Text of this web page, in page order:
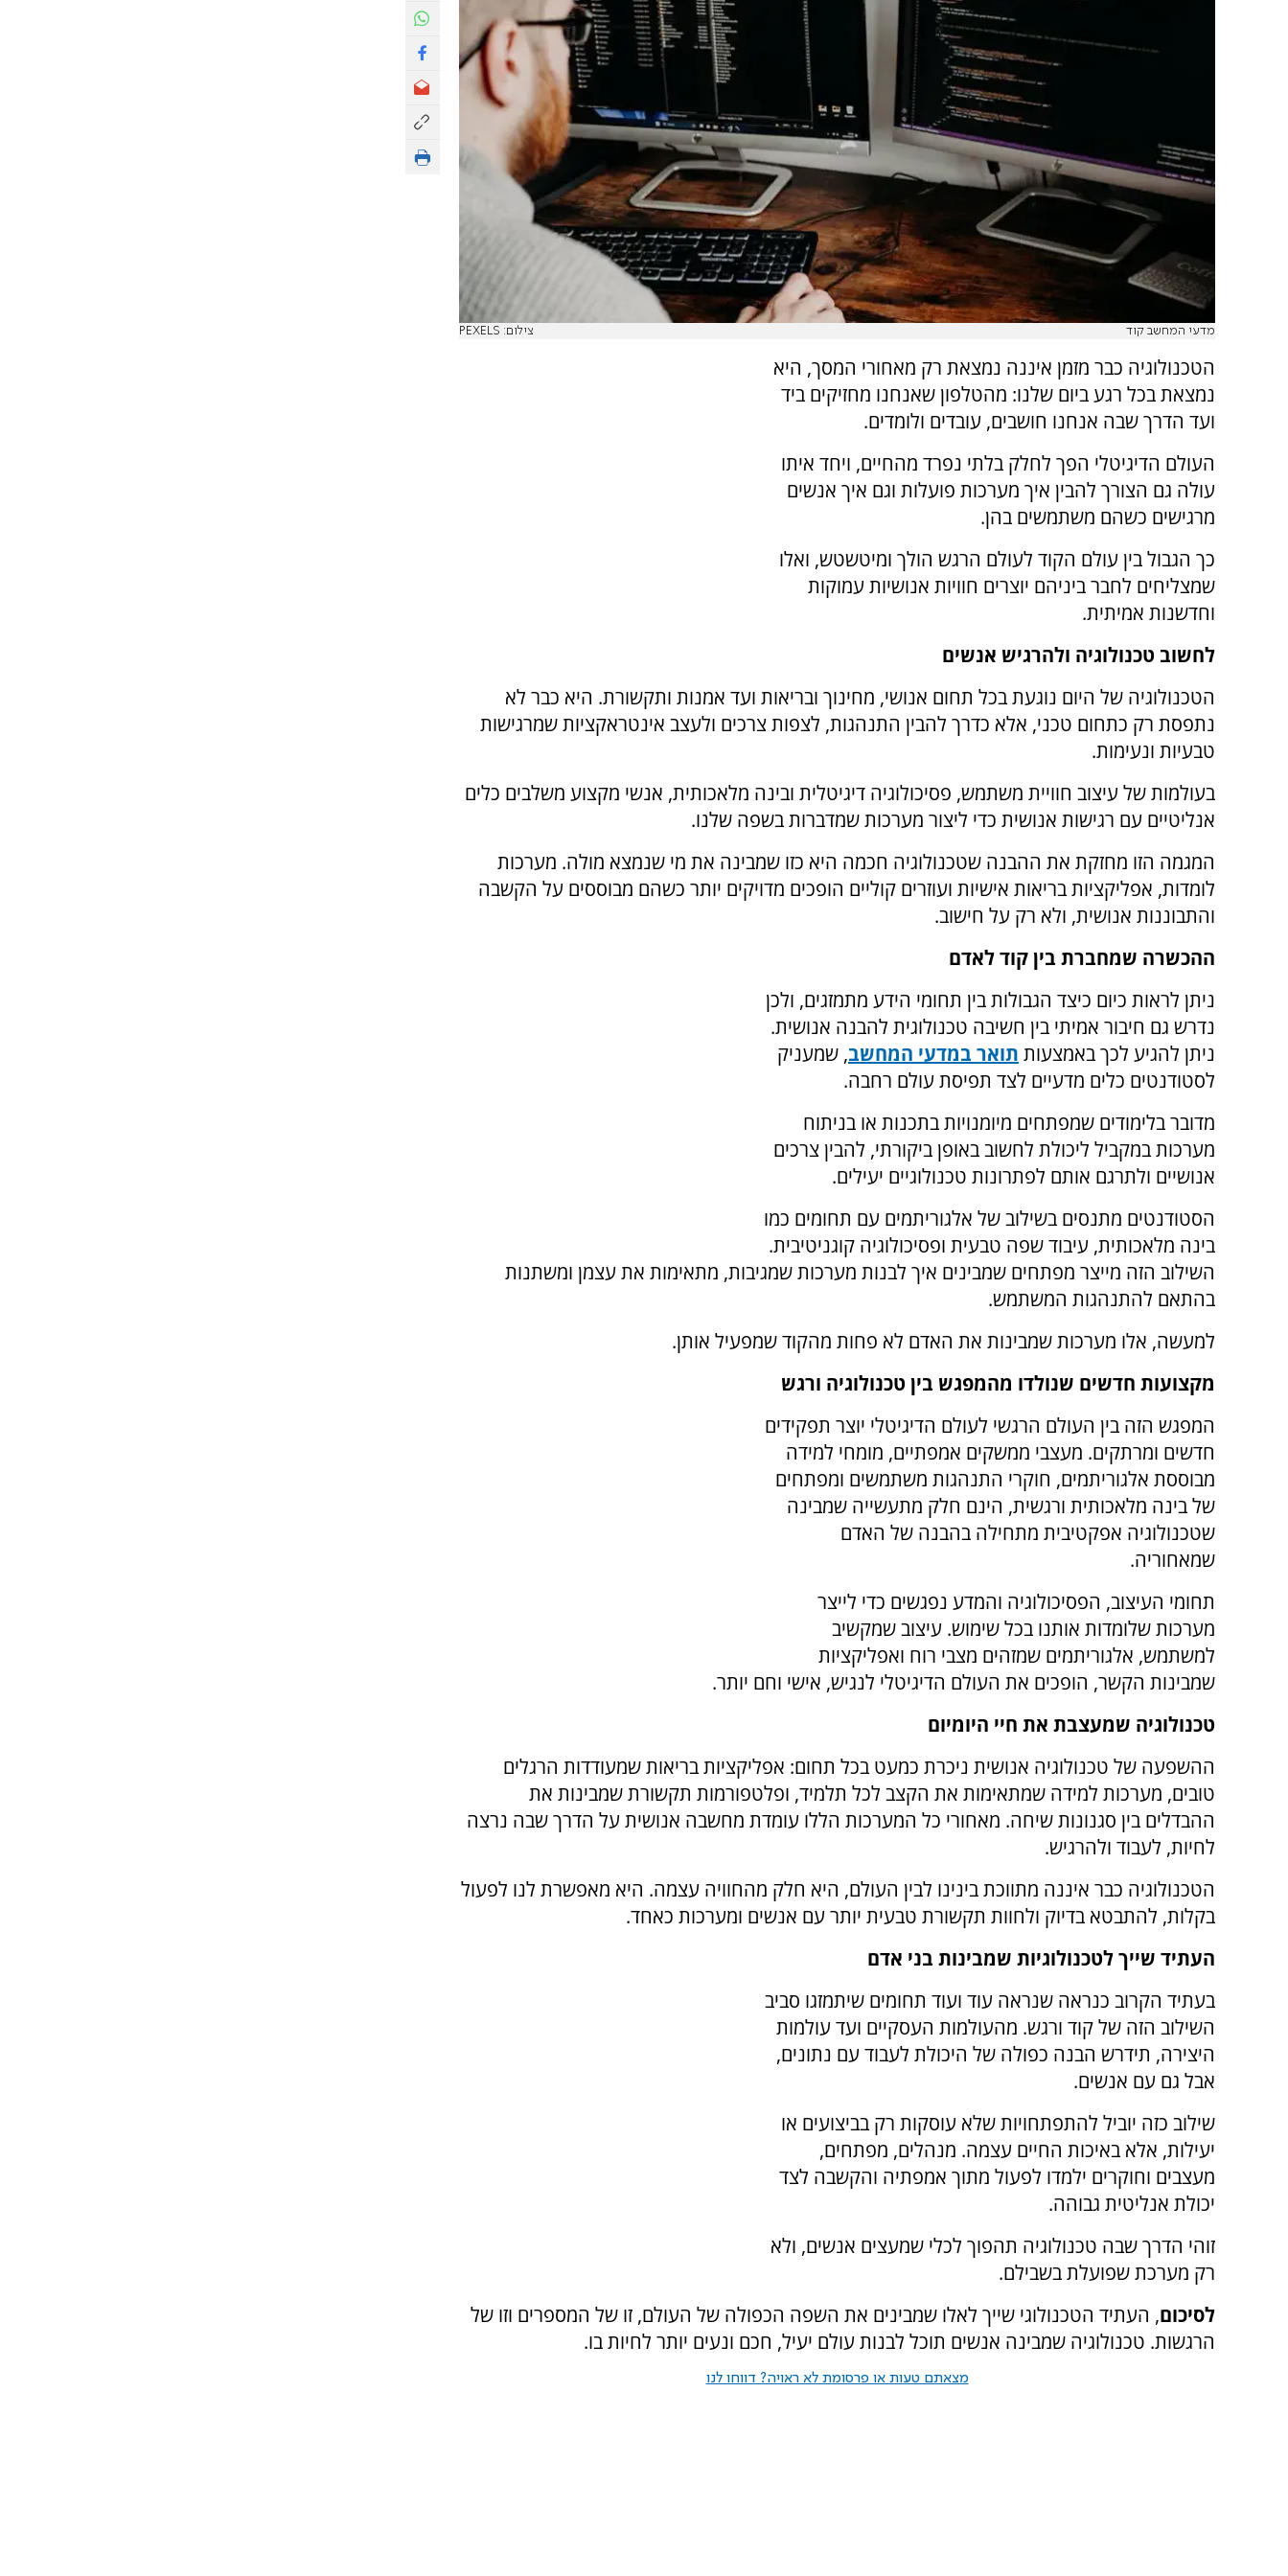
מדעי המחשב קוד צילום: PEXELS
הטכנולוגיה כבר מזמן איננה נמצאת רק מאחורי המסך, היא
נמצאת בכל רגע ביום שלנו: מהטלפון שאנחנו מחזיקים ביד
ועד הדרך שבה אנחנו חושבים, עובדים ולומדים.
העולם הדיגיטלי הפך לחלק בלתי נפרד מהחיים, ויחד איתו
עולה גם הצורך להבין איך מערכות פועלות וגם איך אנשים
מרגישים כשהם משתמשים בהן.
כך הגבול בין עולם הקוד לעולם הרגש הולך ומיטשטש, ואלו
שמצליחים לחבר ביניהם יוצרים חוויות אנושיות עמוקות
וחדשנות אמיתית.
לחשוב טכנולוגיה ולהרגיש אנשים
הטכנולוגיה של היום נוגעת בכל תחום אנושי, מחינוך ובריאות ועד אמנות ותקשורת. היא כבר לא
נתפסת רק כתחום טכני, אלא כדרך להבין התנהגות, לצפות צרכים ולעצב אינטראקציות שמרגישות
טבעיות ונעימות.
בעולמות של עיצוב חוויית משתמש, פסיכולוגיה דיגיטלית ובינה מלאכותית, אנשי מקצוע משלבים כלים
אנליטיים עם רגישות אנושית כדי ליצור מערכות שמדברות בשפה שלנו.
המגמה הזו מחזקת את ההבנה שטכנולוגיה חכמה היא כזו שמבינה את מי שנמצא מולה. מערכות
לומדות, אפליקציות בריאות אישיות ועוזרים קוליים הופכים מדויקים יותר כשהם מבוססים על הקשבה
והתבוננות אנושית, ולא רק על חישוב.
ההכשרה שמחברת בין קוד לאדם
ניתן לראות כיום כיצד הגבולות בין תחומי הידע מתמזגים, ולכן
נדרש גם חיבור אמיתי בין חשיבה טכנולוגית להבנה אנושית.
ניתן להגיע לכך באמצעות תואר במדעי המחשב, שמעניק
לסטודנטים כלים מדעיים לצד תפיסת עולם רחבה.
מדובר בלימודים שמפתחים מיומנויות בתכנות או בניתוח
מערכות במקביל ליכולת לחשוב באופן ביקורתי, להבין צרכים
אנושיים ולתרגם אותם לפתרונות טכנולוגיים יעילים.
הסטודנטים מתנסים בשילוב של אלגוריתמים עם תחומים כמו
בינה מלאכותית, עיבוד שפה טבעית ופסיכולוגיה קוגניטיבית.
השילוב הזה מייצר מפתחים שמבינים איך לבנות מערכות שמגיבות, מתאימות את עצמן ומשתנות
בהתאם להתנהגות המשתמש.
למעשה, אלו מערכות שמבינות את האדם לא פחות מהקוד שמפעיל אותן.
מקצועות חדשים שנולדו מהמפגש בין טכנולוגיה ורגש
המפגש הזה בין העולם הרגשי לעולם הדיגיטלי יוצר תפקידים
חדשים ומרתקים. מעצבי ממשקים אמפתיים, מומחי למידה
מבוססת אלגוריתמים, חוקרי התנהגות משתמשים ומפתחים
של בינה מלאכותית ורגשית, הינם חלק מתעשייה שמבינה
שטכנולוגיה אפקטיבית מתחילה בהבנה של האדם
שמאחוריה.
תחומי העיצוב, הפסיכולוגיה והמדע נפגשים כדי לייצר
מערכות שלומדות אותנו בכל שימוש. עיצוב שמקשיב
למשתמש, אלגוריתמים שמזהים מצבי רוח ואפליקציות
שמבינות הקשר, הופכים את העולם הדיגיטלי לנגיש, אישי וחם יותר.
טכנולוגיה שמעצבת את חיי היומיום
ההשפעה של טכנולוגיה אנושית ניכרת כמעט בכל תחום: אפליקציות בריאות שמעודדות הרגלים
טובים, מערכות למידה שמתאימות את הקצב לכל תלמיד, ופלטפורמות תקשורת שמבינות את
ההבדלים בין סגנונות שיחה. מאחורי כל המערכות הללו עומדת מחשבה אנושית על הדרך שבה נרצה
לחיות, לעבוד ולהרגיש.
הטכנולוגיה כבר איננה מתווכת בינינו לבין העולם, היא חלק מהחוויה עצמה. היא מאפשרת לנו לפעול
בקלות, להתבטא בדיוק ולחוות תקשורת טבעית יותר עם אנשים ומערכות כאחד.
העתיד שייך לטכנולוגיות שמבינות בני אדם
בעתיד הקרוב כנראה שנראה עוד ועוד תחומים שיתמזגו סביב
השילוב הזה של קוד ורגש. מהעולמות העסקיים ועד עולמות
היצירה, תידרש הבנה כפולה של היכולת לעבוד עם נתונים,
אבל גם עם אנשים.
שילוב כזה יוביל להתפתחויות שלא עוסקות רק בביצועים או
יעילות, אלא באיכות החיים עצמה. מנהלים, מפתחים,
מעצבים וחוקרים ילמדו לפעול מתוך אמפתיה והקשבה לצד
יכולת אנליטית גבוהה.
זוהי הדרך שבה טכנולוגיה תהפוך לכלי שמעצים אנשים, ולא
רק מערכת שפועלת בשבילם.
לסיכום, העתיד הטכנולוגי שייך לאלו שמבינים את השפה הכפולה של העולם, זו של המספרים וזו של
הרגשות. טכנולוגיה שמבינה אנשים תוכל לבנות עולם יעיל, חכם ונעים יותר לחיות בו.
מצאתם טעות או פרסומת לא ראויה? דווחו לנו